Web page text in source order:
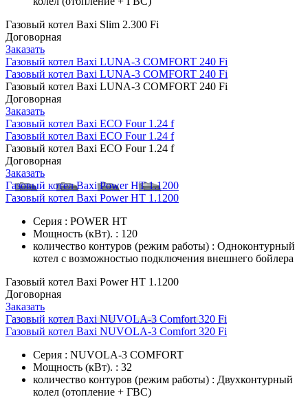
Газовый котел Baxi Slim 2.300 Fi
Договорная
Заказать
Газовый котел Baxi LUNA-3 COMFORT 240 Fi
Газовый котел Baxi LUNA-3 COMFORT 240 Fi
Газовый котел Baxi LUNA-3 COMFORT 240 Fi
Договорная
Заказать
Газовый котел Baxi ECO Four 1.24 f
Газовый котел Baxi ECO Four 1.24 f
Газовый котел Baxi ECO Four 1.24 f
Договорная
Заказать
Газовый котел Baxi Power HT 1.1200
Газовый котел Baxi Power HT 1.1200
Серия : POWER HT
Мощность (кВт). : 120
количество контуров (режим работы) : Одноконтурный
котел с возможностью подключения внешнего бойлера
Газовый котел Baxi Power HT 1.1200
Договорная
Заказать
Газовый котел Baxi NUVOLA-3 Comfort 320 Fi
Газовый котел Baxi NUVOLA-3 Comfort 320 Fi
Серия : NUVOLA-3 COMFORT
Мощность (кВт). : 32
количество контуров (режим работы) : Двухконтурный
колел (отопление + ГВС)